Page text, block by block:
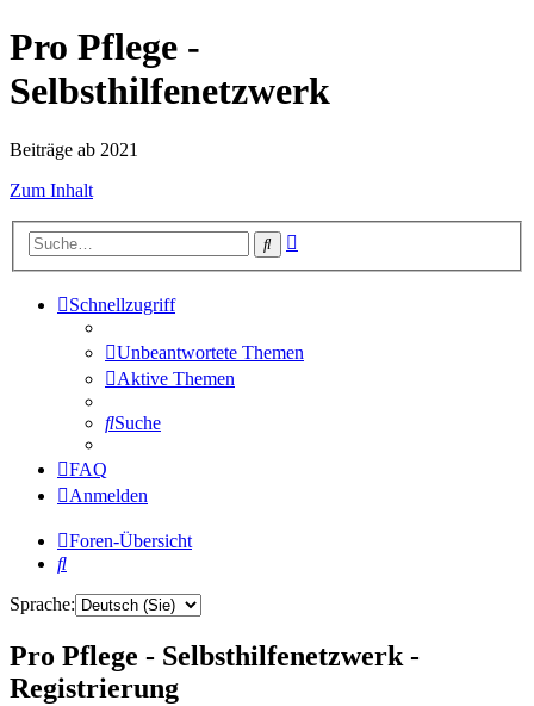
Pro Pflege -
Selbsthilfenetzwerk
Beiträge ab 2021
Zum Inhalt
Suche
Schnellzugriff
Unbeantwortete Themen
Aktive Themen
Suche
FAQ
Anmelden
Foren-Übersicht
Suche
Sprache:
Pro Pflege - Selbsthilfenetzwerk -
Registrierung